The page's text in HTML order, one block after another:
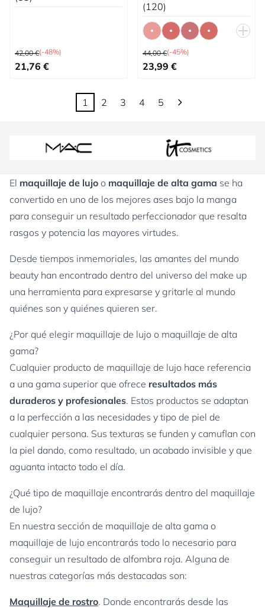
Precio habitual
42,00 €(-48%)
Precio especial
21,76 €
(120)
Precio habitual
44,00 €(-45%)
Tan bajo como
23,99 €
Actualmente estás leyendo página
1
Página
2
Página
3
Página
4
Página
5
El maquillaje de lujo o maquillaje de alta gama se ha
convertido en uno de los mejores ases bajo la manga
para conseguir un resultado perfeccionador que resalta
rasgos y potencia las mayores virtudes.
Desde tiempos inmemoriales, las amantes del mundo
beauty han encontrado dentro del universo del make up
una herramienta para expresarse y gritarle al mundo
quiénes son y quiénes quieren ser.
¿Por qué elegir maquillaje de lujo o maquillaje de alta
gama?
Cualquier producto de maquillaje de lujo hace referencia
a una gama superior que ofrece resultados más
duraderos y profesionales. Estos productos se adaptan
a la perfección a las necesidades y tipo de piel de
cualquier persona. Sus texturas se funden y camuflan con
la piel dando, como resultado, un acabado invisible y que
aguanta intacto todo el día.
¿Qué tipo de maquillaje encontrarás dentro del maquillaje
de lujo?
En nuestra sección de maquillaje de alta gama o
maquillaje de lujo encontrarás todo lo necesario para
conseguir un resultado de alfombra roja. Alguna de
nuestras categorías más destacadas son:
Maquillaje de rostro. Donde encontrarás desde las